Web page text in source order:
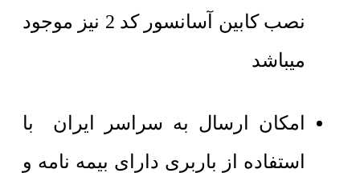
نصب کابین آسانسور کد 2 نیز موجود
میباشد
امکان ارسال به سراسر ایران با
استفاده از باربری دارای بیمه نامه و